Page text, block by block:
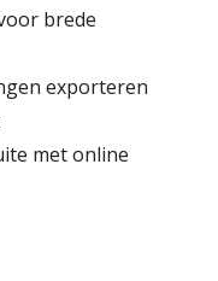
brede
exporteren
met online